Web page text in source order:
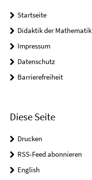
Startseite
Didaktik der Mathematik
Impressum
Datenschutz
Barrierefreiheit
Diese Seite
Drucken
RSS-Feed abonnieren
English